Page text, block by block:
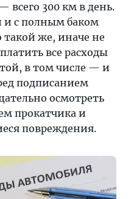
всего 300 км в день.
с полным баком
же, иначе не
все расходы
в том числе — и
подписанием
осмотреть
прокатчика и
повреждения.